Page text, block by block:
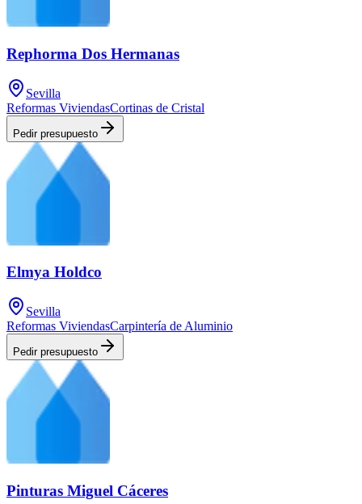
Rephorma Dos Hermanas
Sevilla
Reformas ViviendasCortinas de Cristal
Pedir presupuesto
Elmya Holdco
Sevilla
Reformas ViviendasCarpintería de Aluminio
Pedir presupuesto
Pinturas Miguel Cáceres